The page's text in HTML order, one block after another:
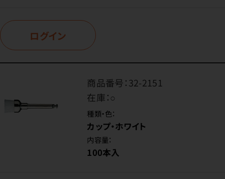
ログイン
商品番号：32-2151
在庫：○
種類・色：
カップ・ホワイト
内容量：
100本入